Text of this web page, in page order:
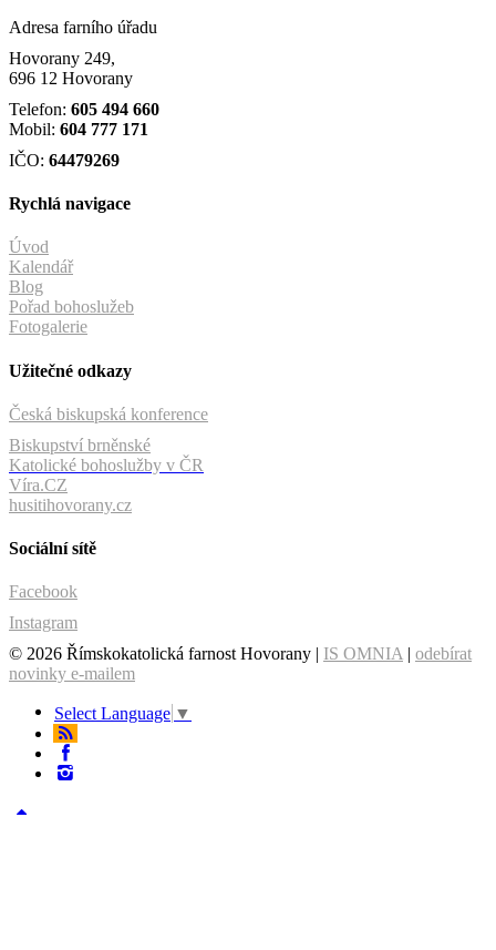
Adresa farního úřadu
Hovorany 249,
696 12 Hovorany
Telefon: 605 494 660
Mobil: 604 777 171
IČO: 64479269
Rychlá navigace
Úvod
Kalendář
Blog
Pořad bohoslužeb
Fotogalerie
Užitečné odkazy
Česká biskupská konference
Biskupství brněnské
Katolické bohoslužby v ČR
Víra.CZ
husitihovorany.cz
Sociální sítě
Facebook
Instagram
© 2026 Římskokatolická farnost Hovorany | IS OMNIA | odebírat
novinky e-mailem
Select Language ▼